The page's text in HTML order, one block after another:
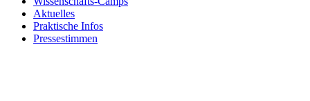
Aktuelles
Praktische Infos
Pressestimmen